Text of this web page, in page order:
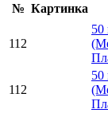
№ Картинка
112
50
112
50